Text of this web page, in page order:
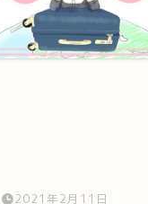
2021年2月11日